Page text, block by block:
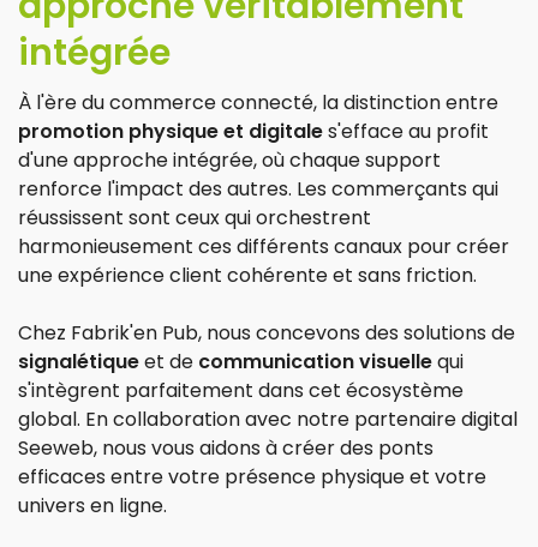
intégrée
À l'ère du commerce connecté, la distinction entre
promotion physique et digitales'efface au profit
d'une approche intégrée, où chaque support
renforce l'impact des autres. Les commerçants qui
réussissent sont ceux qui orchestrent
harmonieusement ces différents canaux pour créer
une expérience client cohérente et sans friction.
Chez Fabrik'en Pub, nous concevons des solutions de
signalétiqueet de communication visuellequi
s'intègrent parfaitement dans cet écosystème
global. En collaboration avec notre partenaire digital
Seeweb, nous vous aidons à créer des ponts
efficaces entre votre présence physique et votre
univers en ligne.